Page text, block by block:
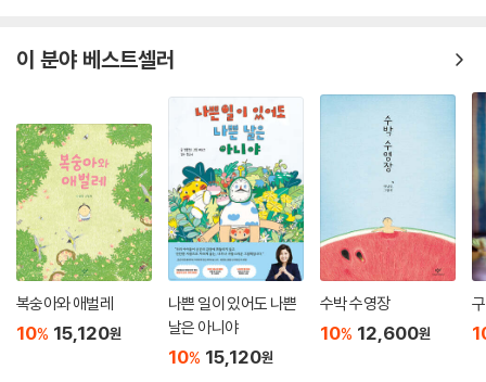
이 분야 베스트셀러
복숭아와 애벌레
10% 15,120원
나쁜 일이 있어도 나쁜
날은 아니야
10% 15,120원
수박 수영장
10% 12,600원